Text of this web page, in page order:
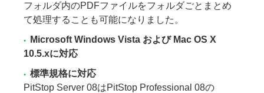
フォルダ内のPDFファイルをフォルダごとまとめ
て処理することも可能になりました。
Microsoft Windows Vista および Mac OS X
10.5.xに対応
標準規格に対応
PitStop Server 08はPitStop Professional 08の